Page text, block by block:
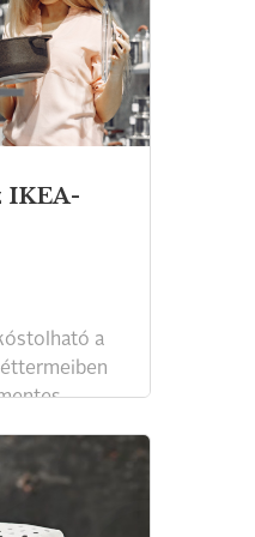
IKEA-
a